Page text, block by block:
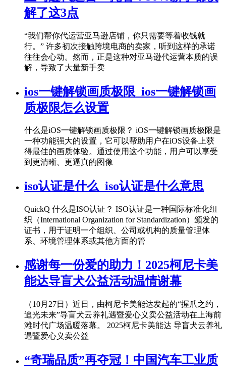
解了这3点
“我们帮你代运营亚马逊店铺，你只需要等着收钱就
行。” 许多初次接触跨境电商的卖家，听到这样的承诺
往往会心动。然而，正是这种对亚马逊代运营本质的误
解，导致了大量新手卖
ios一键解锁画质极限_ios一键解锁画
质极限怎么设置
什么是iOS一键解锁画质极限？ iOS一键解锁画质极限是
一种功能强大的设置，它可以帮助用户在iOS设备上获
得最佳的画质体验。通过使用这个功能，用户可以享受
到更清晰、更逼真的图像
iso认证是什么_iso认证是什么意思
QuickQ 什么是ISO认证？ ISO认证是一种国际标准化组
织（International Organization for Standardization）颁发的
证书，用于证明一个组织、公司或机构的质量管理体
系、环境管理体系或其他方面的管
感谢每一份爱的助力！2025柯尼卡美
能达导盲犬公益活动温情谢幕
（10月27日）近日，由柯尼卡美能达发起的“握爪之约，
追光未来”导盲犬云养礼遇暨爱心义卖公益活动在上海前
滩时代广场温暖落幕。 2025柯尼卡美能达 导盲犬云养礼
遇暨爱心义卖公益
“奇瑞品质”再夺冠！中国汽车工业质